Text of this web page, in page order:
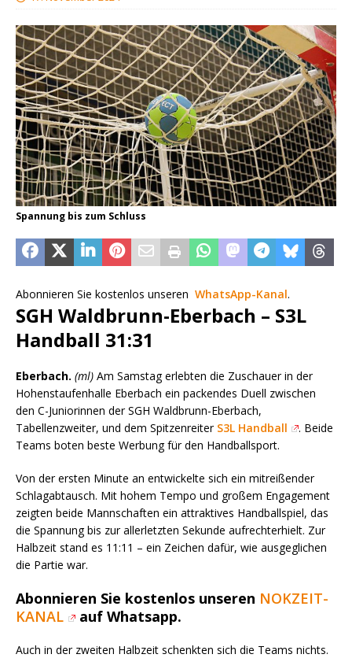
Spannung bis zum Schluss
Abonnieren Sie kostenlos unseren WhatsApp-Kanal.
SGH Waldbrunn-Eberbach – S3L
Handball 31:31
Eberbach. (ml) Am Samstag erlebten die Zuschauer in der
Hohenstaufenhalle Eberbach ein packendes Duell zwischen
den C-Juniorinnen der SGH Waldbrunn-Eberbach,
Tabellenzweiter, und dem Spitzenreiter S3L Handball
. Beide
Teams boten beste Werbung für den Handballsport.
Von der ersten Minute an entwickelte sich ein mitreißender
Schlagabtausch. Mit hohem Tempo und großem Engagement
zeigten beide Mannschaften ein attraktives Handballspiel, das
die Spannung bis zur allerletzten Sekunde aufrechterhielt. Zur
Halbzeit stand es 11:11 – ein Zeichen dafür, wie ausgeglichen
die Partie war.
Abonnieren Sie kostenlos unseren NOKZEIT-
KANAL
auf Whatsapp.
Auch in der zweiten Halbzeit schenkten sich die Teams nichts.